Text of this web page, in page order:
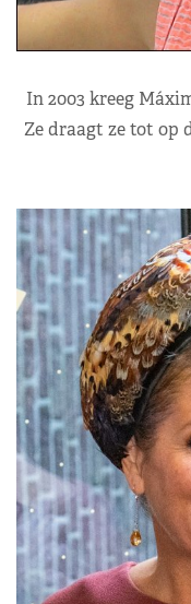
In 2003 kreeg
Ze draagt ze tot op